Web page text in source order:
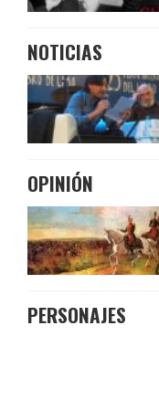
NOTICIAS
OPINIÓN
PERSONAJES